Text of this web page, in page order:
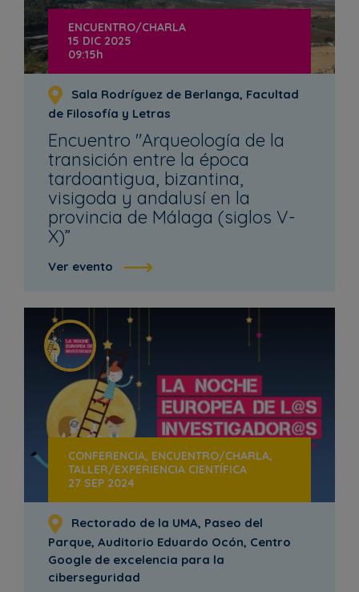
ENCUENTRO/CHARLA
15 DIC 2025
09:15h
Sala Rodríguez de Berlanga, Facultad
de Filosofía y Letras
Encuentro "Arqueología de la
transición entre la época
tardoantigua, bizantina,
visigoda y andalusí en la
provincia de Málaga (siglos V-
X)”
Ver evento
CONFERENCIA, ENCUENTRO/CHARLA,
TALLER/EXPERIENCIA CIENTÍFICA
27 SEP 2024
Rectorado de la UMA, Paseo del
Parque, Auditorio Eduardo Ocón, Centro
Google de excelencia para la
ciberseguridad